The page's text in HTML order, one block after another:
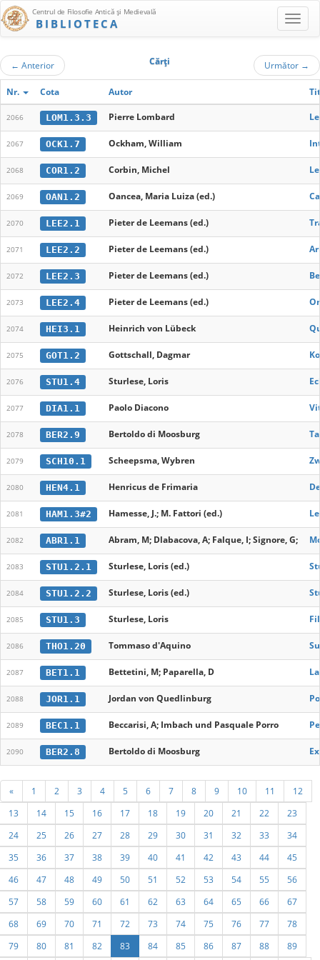
Centrul de Filosofie Antică şi Medievală
BIBLIOTECA
← Anterior Cărţi Următor →
Nr. Cota Autor
2066 LOM1.3.3 Pierre Lombard
2067 OCK1.7 Ockham, William
2068 COR1.2 Corbin, Michel
2069 OAN1.2 Oancea, Maria Luiza (ed.)
2070 LEE2.1 Pieter de Leemans (ed.)
2071 LEE2.2 Pieter de Leemans (ed.)
2072 LEE2.3 Pieter de Leemans (ed.)
2073 LEE2.4 Pieter de Leemans (ed.)
2074 HEI3.1 Heinrich von Lübeck
2075 GOT1.2 Gottschall, Dagmar
2076 STU1.4 Sturlese, Loris
2077 DIA1.1 Paolo Diacono
2078 BER2.9 Bertoldo di Moosburg
2079 SCH10.1 Scheepsma, Wybren
2080 HEN4.1 Henricus de Frimaria
2081 HAM1.3#2 Hamesse, J.; M. Fattori (ed.)
2082 ABR1.1 Abram, M; Dlabacova, A; Falque, I; Signore, G;
2083 STU1.2.1 Sturlese, Loris (ed.)
2084 STU1.2.2 Sturlese, Loris (ed.)
2085 STU1.3 Sturlese, Loris
2086 THO1.20 Tommaso d'Aquino
2087 BET1.1 Bettetini, M; Paparella, D
2088 JOR1.1 Jordan von Quedlinburg
2089 BEC1.1 Beccarisi, A; Imbach und Pasquale Porro
2090 BER2.8 Bertoldo di Moosburg
« 1 2 3 4 5 6 7 8 9 10 11
12
13
14 15 16 17 18 19 20 21 22
23
24
25 26 27 28 29 30 31 32 33
34
35
36 37 38 39 40 41 42 43 44
45
46
47 48 49 50 51 52 53 54 55
56
57
58 59 60 61 62 63 64 65 66
67
68
69 70 71 72 73 74 75 76 77
78
79
80 81 82 83 84 85 86 87 88 89